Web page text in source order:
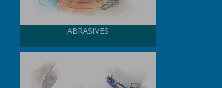
ABRASIVES